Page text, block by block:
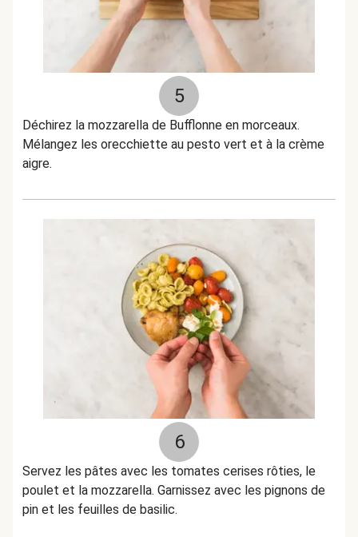
5
Déchirez la mozzarella de Bufflonne en morceaux.
Mélangez les orecchiette au pesto vert et à la crème
aigre.
6
Servez les pâtes avec les tomates cerises rôties, le
poulet et la mozzarella. Garnissez avec les pignons de
pin et les feuilles de basilic.